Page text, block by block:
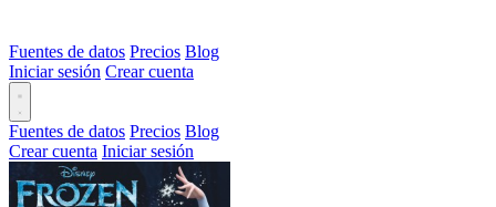
Fuentes de datos Precios Blog
Iniciar sesión Crear cuenta
Fuentes de datos Precios Blog
Crear cuenta Iniciar sesión